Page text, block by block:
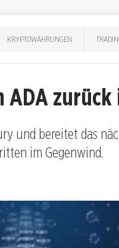
KRYPTOWÄHRUNGEN
zurück
und bereitet das
im Gegenwind.